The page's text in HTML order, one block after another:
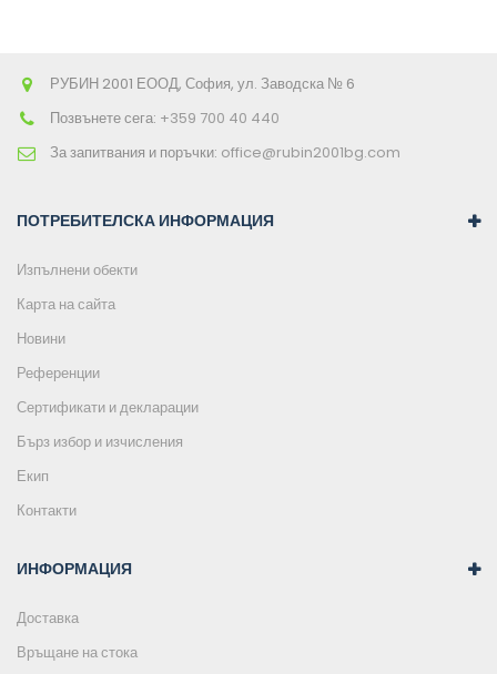
РУБИН 2001 ЕООД, София, ул. Заводска № 6
Позвънете сега: +359 700 40 440
За запитвания и поръчки: office@rubin2001bg.com
ПОТРЕБИТЕЛСКА ИНФОРМАЦИЯ
Изпълнени обекти
Карта на сайта
Новини
Референции
Сертификати и декларации
Бърз избор и изчисления
Екип
Контакти
ИНФОРМАЦИЯ
Доставка
Връщане на стока